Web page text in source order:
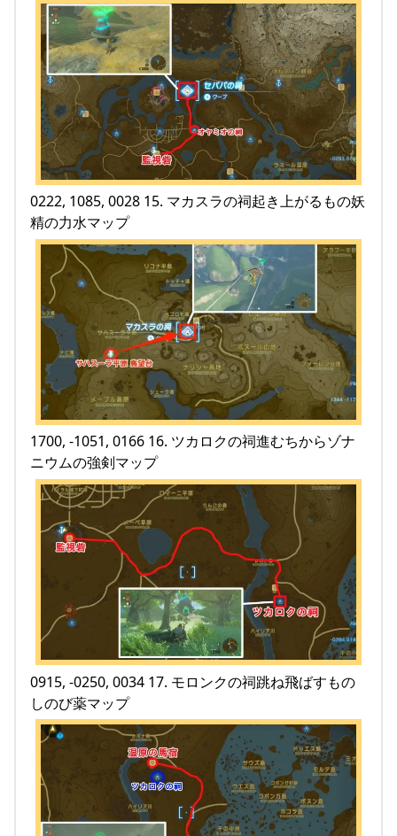
0222, 1085, 0028 15. マカスラの祠起き上がるもの妖
精の力水マップ
1700, -1051, 0166 16. ツカロクの祠進むちからゾナ
ニウムの強剣マップ
0915, -0250, 0034 17. モロンクの祠跳ね飛ばすもの
しのび薬マップ